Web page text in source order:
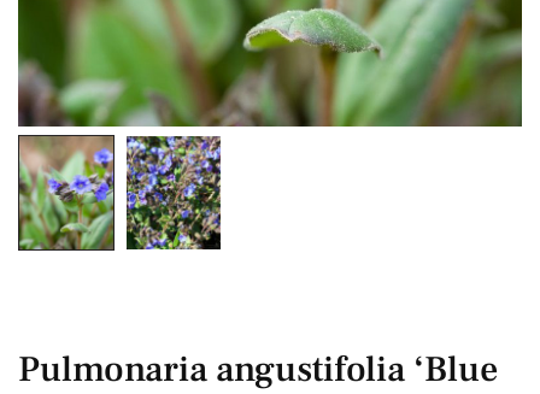
Pulmonaria angustifolia ‘Blue